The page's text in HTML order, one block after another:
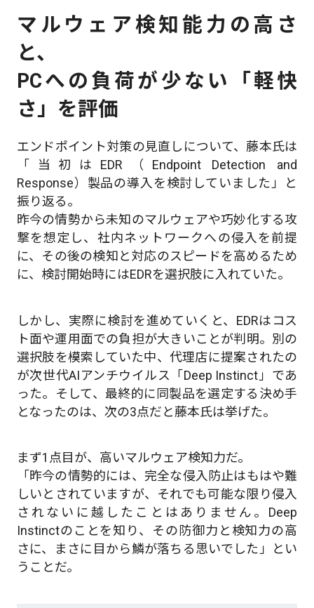
マルウェア検知能力の高さ
と、
PCへの負荷が少ない「軽快
さ」を評価
エンドポイント対策の見直しについて、藤本氏は
「当初はEDR（Endpoint Detection and
Response）製品の導入を検討していました」と
振り返る。
昨今の情勢から未知のマルウェアや巧妙化する攻
撃を想定し、社内ネットワークへの侵入を前提
に、その後の検知と対応のスピードを高めるため
に、検討開始時にはEDRを選択肢に入れていた。
しかし、実際に検討を進めていくと、EDRはコス
ト面や運用面での負担が大きいことが判明。別の
選択肢を模索していた中、代理店に提案されたの
が次世代AIアンチウイルス「Deep Instinct」であ
った。そして、最終的に同製品を選定する決め手
となったのは、次の3点だと藤本氏は挙げた。
まず1点目が、高いマルウェア検知力だ。
「昨今の情勢的には、完全な侵入防止はもはや難
しいとされていますが、それでも可能な限り侵入
されないに越したことはありません。Deep
Instinctのことを知り、その防御力と検知力の高
さに、まさに目から鱗が落ちる思いでした」とい
うことだ。